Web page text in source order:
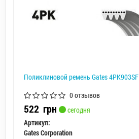
Поликлиновой ремень Gates 4PK903SF
0 отзывов
522 грн
сегодня
Артикул:
Gates Corporation